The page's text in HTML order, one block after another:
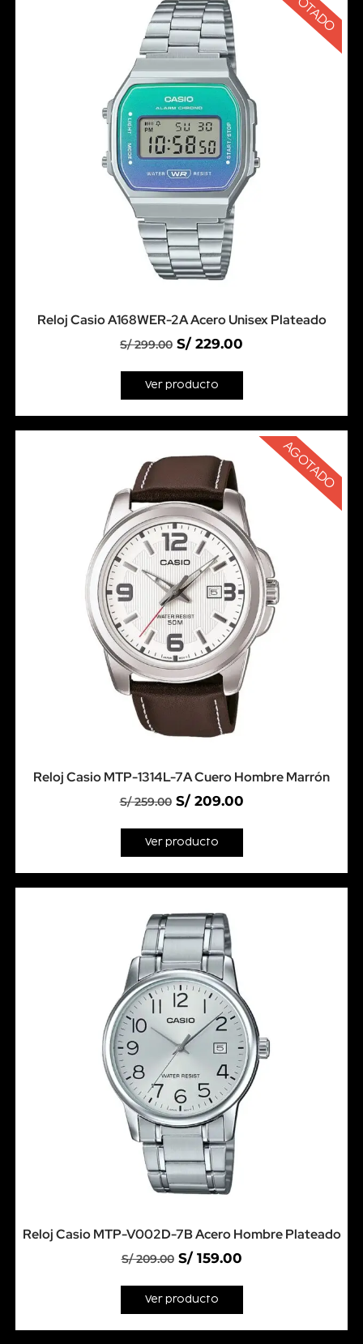
Reloj Casio A168WER-2A Acero Unisex Plateado
S/299.00 S/ 229.00
Ver producto
AGOTADO
Reloj Casio MTP-1314L-7A Cuero Hombre Marrón
S/259.00 S/209.00
Ver producto
Reloj Casio MTP-V002D-7B Acero Hombre Plateado
S/209.00 S/159.00
Ver producto